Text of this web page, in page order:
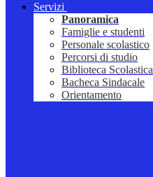
Servizi
Panoramica
Famiglie e studenti
Personale scolastico
Percorsi di studio
Biblioteca Scolastica
Bacheca Sindacale
Orientamento